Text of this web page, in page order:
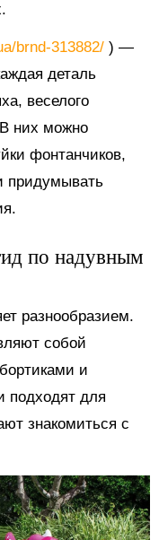
brnd-313882/ ) —
деталь
веселого
них можно
фонтанчиков,
придумывать
по надувным
разнообразием.
собой
и
подходят для
знакомиться с